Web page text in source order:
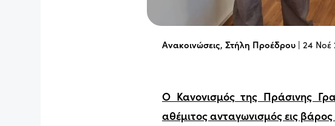
Ανακοινώσεις, Στήλη Προέδρου | 24 Νοέ
Ο Κανονισμός της Πράσινης
αθέμιτος ανταγωνισμός εις βάρος